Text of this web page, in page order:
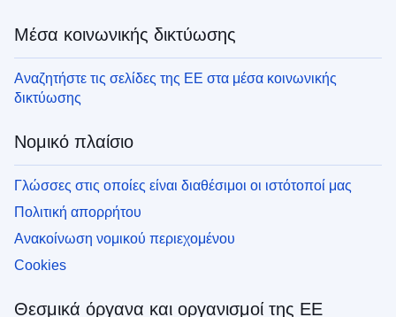
Μέσα κοινωνικής δικτύωσης
Αναζητήστε τις σελίδες της ΕΕ στα μέσα κοινωνικής
δικτύωσης
Νομικό πλαίσιο
Γλώσσες στις οποίες είναι διαθέσιμοι οι ιστότοποί μας
Πολιτική απορρήτου
Ανακοίνωση νομικού περιεχομένου
Cookies
Θεσμικά όργανα και οργανισμοί της ΕΕ